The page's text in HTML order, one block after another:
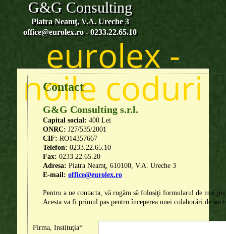
Skip to content
G&G Consulting
Piatra Neamţ, V.A. Ureche 3
office@eurolex.ro - 0233.22.65.10
eurolex -
noile coduri
Contact
G&G Consulting s.r.l.
Capital social: 400 Lei
ONRC: J27/535/2001
CIF: RO14357667
Telefon: 0233.22.65.10
Fax: 0233.22.65.20
Adresa: Piatra Neamţ, 610100, V.A. Ureche 3
E-mail: office@eurolex.ro
Pentru a ne contacta, vă rugăm să folosiţi formularul de mai
Acesta va fi primul pas pentru începerea unei colaborări de
Firma, Instituţia*